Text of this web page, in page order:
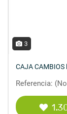
3
CAJA CAMBIOS
Referencia: